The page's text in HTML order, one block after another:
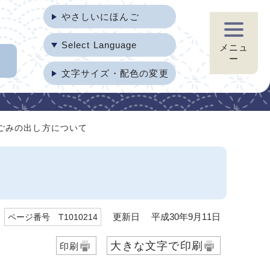
やさしいにほんご
Select Language
文字サイズ・配色の変更
メニュ
ー
みの出し方について
ページ番号 T1010214 更新日 平成30年9月11日
印刷 大きな文字で印刷